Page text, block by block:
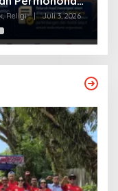
| Juli 3, 2026